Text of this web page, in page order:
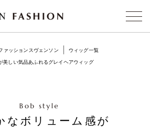
ァッションスヴェンソン
ウィッグ一覧
美しい気品あふれるグレイヘアウィッグ
Bob style
なボリューム感が